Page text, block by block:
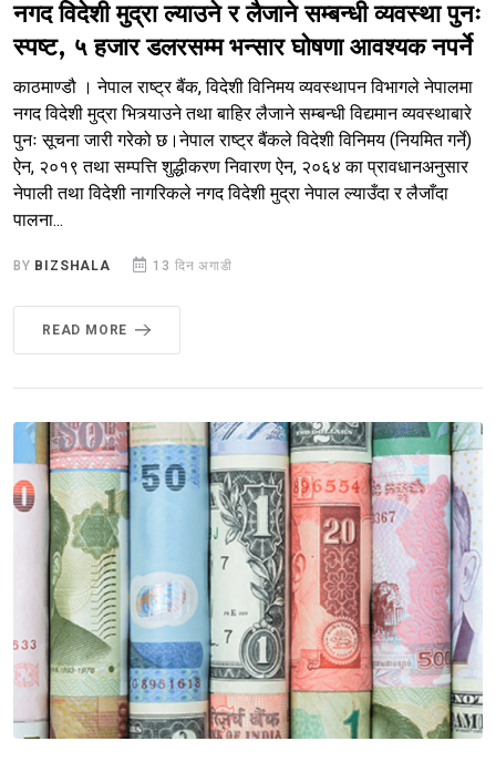
नगद विदेशी मुद्रा ल्याउने र लैजाने सम्बन्धी व्यवस्था पुनः
स्पष्ट, ५ हजार डलरसम्म भन्सार घोषणा आवश्यक नपर्ने
काठमाण्डौ । नेपाल राष्ट्र बैंक, विदेशी विनिमय व्यवस्थापन विभागले नेपालमा
नगद विदेशी मुद्रा भित्र्याउने तथा बाहिर लैजाने सम्बन्धी विद्यमान व्यवस्थाबारे
पुनः सूचना जारी गरेको छ।नेपाल राष्ट्र बैंकले विदेशी विनिमय (नियमित गर्ने)
ऐन, २०१९ तथा सम्पत्ति शुद्धीकरण निवारण ऐन, २०६४ का प्रावधानअनुसार
नेपाली तथा विदेशी नागरिकले नगद विदेशी मुद्रा नेपाल ल्याउँदा र लैजाँदा
पालना...
BY BIZSHALA 13 दिन अगाडी
READ MORE